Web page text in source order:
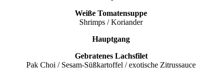
Weiße Tomatensuppe
Shrimps / Koriander
Hauptgang
Gebratenes Lachsfilet
Pak Choi / Sesam-Süßkartoffel / exotische Zitrussauce